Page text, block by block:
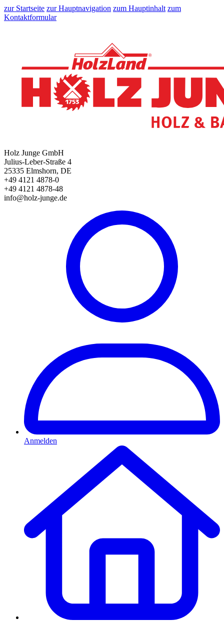
zur Startseite zur Hauptnavigation zum Hauptinhalt zum
Kontaktformular
Holz Junge GmbH
Julius-Leber-Straße 4
25335 Elmshorn, DE
+49 4121 4878-0
+49 4121 4878-48
info@holz-junge.de
Anmelden